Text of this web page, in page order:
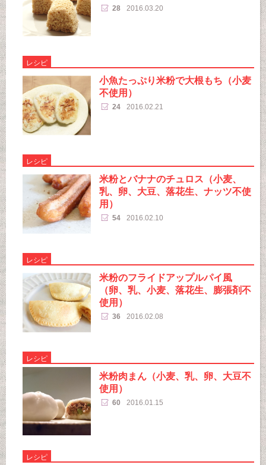
28 2016.03.20
レシピ
小魚たっぷり米粉で大根もち（小麦
不使用）
24 2016.02.21
レシピ
米粉とバナナのチュロス（小麦、
乳、卵、大豆、落花生、ナッツ不使
用）
54 2016.02.10
レシピ
米粉のフライドアップルパイ風
（卵、乳、小麦、落花生、膨張剤不
使用）
36 2016.02.08
レシピ
米粉肉まん（小麦、乳、卵、大豆不
使用）
60 2016.01.15
レシピ